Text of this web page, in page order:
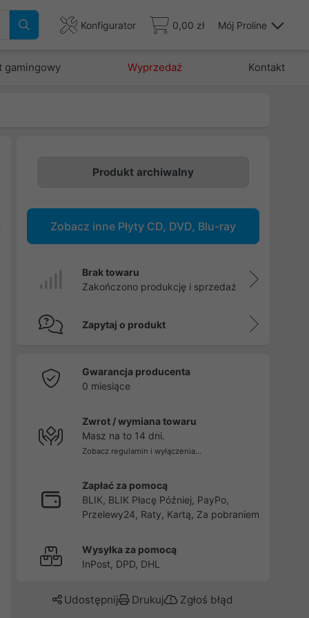
Konfigurator 0,00 zł Mój Proline
gamingowy Wyprzedaż Kontakt
Produkt archiwalny
Zobacz inne Płyty CD, DVD, Blu-ray
Brak towaru
Zakończono produkcję i sprzedaż
Zapytaj o produkt
Gwarancja producenta
0 miesiące
Zwrot / wymiana towaru
Masz na to 14 dni.
Zobacz regulamin i wyłączenia...
Zapłać za pomocą
BLIK, BLIK Płacę Później, PayPo,
Przelewy24, Raty, Kartą, Za pobraniem
Wysyłka za pomocą
InPost, DPD, DHL
Udostępnij Drukuj Zgłoś błąd